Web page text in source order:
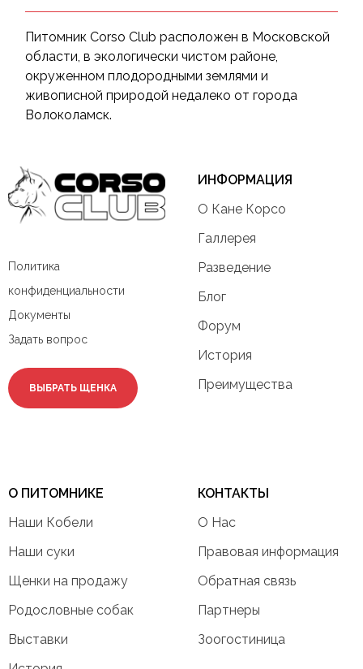
Питомник Corso Club расположен в Московской
области, в экологически чистом районе,
окруженном плодородными землями и
живописной природой недалеко от города
Волоколамск.
Политика
конфиденциальности
Документы
Задать вопрос
ВЫБРАТЬ ЩЕНКА
ИНФОРМАЦИЯ
О Кане Корсо
Галлерея
Разведение
Блог
Форум
История
Преимущества
О ПИТОМНИКЕ
Наши Кобели
Наши суки
Щенки на продажу
Родословные собак
Выставки
КОНТАКТЫ
О Нас
Правовая информация
Обратная связь
Партнеры
Зоогостиница